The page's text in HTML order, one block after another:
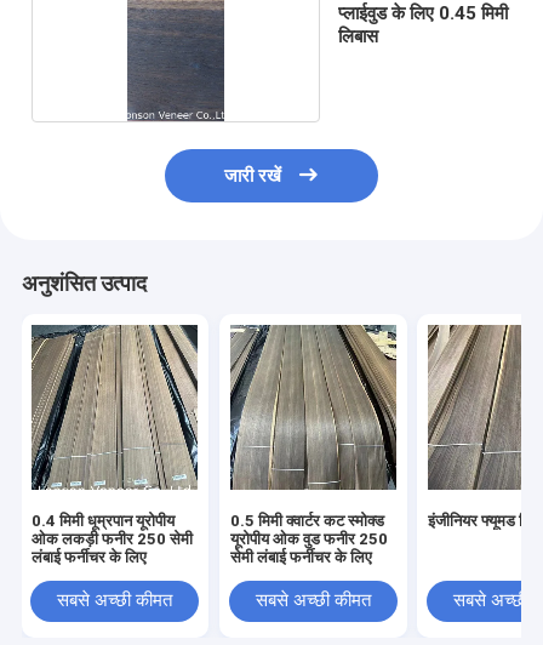
प्लाईवुड के लिए 0.45 मिमी
लिबास
जारी रखें
अनुशंसित उत्पाद
0.4 मिमी धूम्रपान यूरोपीय
ओक लकड़ी फनीर 250 सेमी
लंबाई फर्नीचर के लिए
सबसे अच्छी कीमत
0.5 मिमी क्वार्टर कट स्मोक्ड
यूरोपीय ओक वुड फनीर 250
सेमी लंबाई फर्नीचर के लिए
सबसे अच्छी कीमत
इंजीनियर फ्यूमड
सबसे अच्छी